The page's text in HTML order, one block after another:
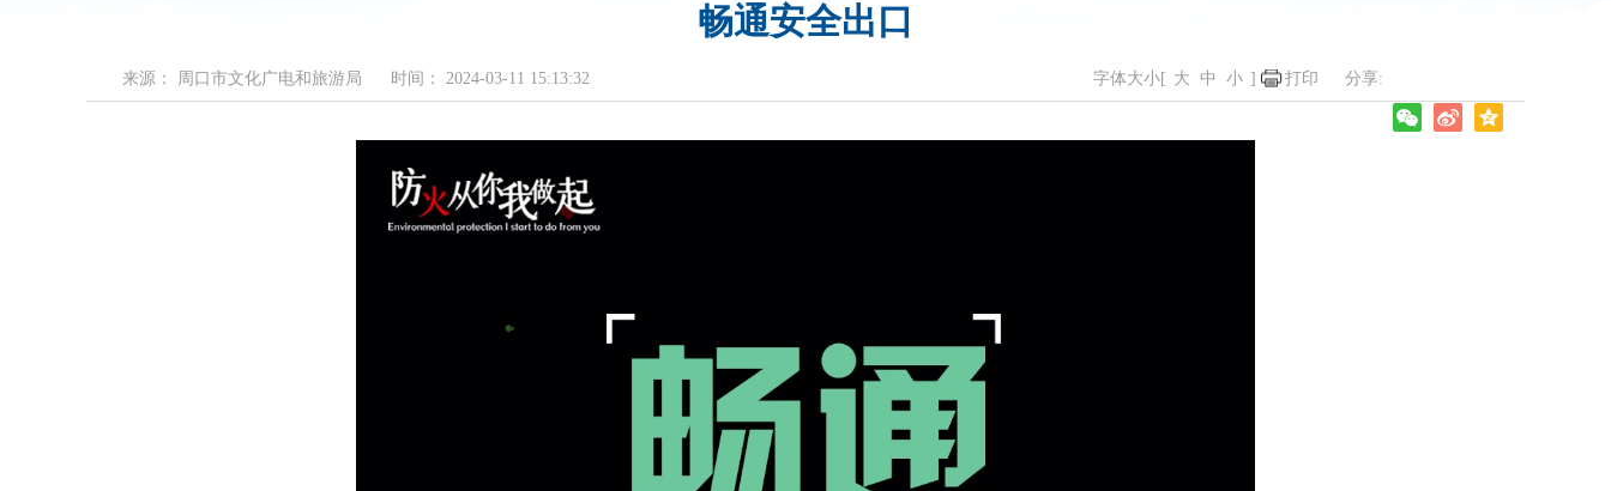
畅通安全出口
来源： 周口市文化广电和旅游局 时间： 2024-03-11 15:13:32 字体大小[ 大 中 小 ] 打印